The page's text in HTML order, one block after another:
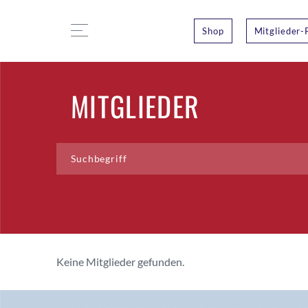
Shop Mitglieder-
MITGLIEDER
Keine Mitglieder gefunden.